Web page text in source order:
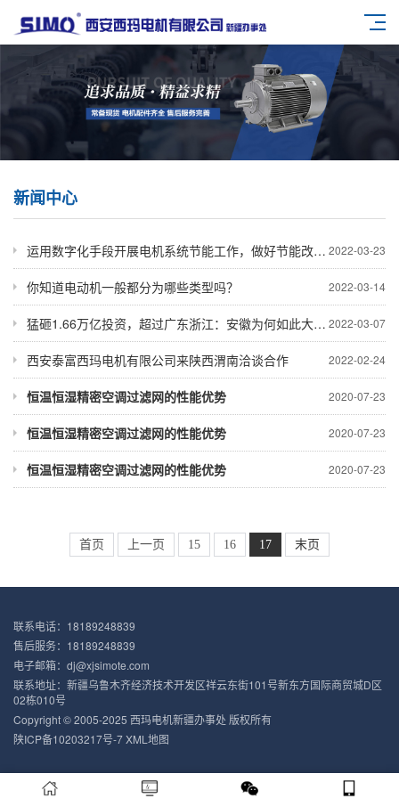
新闻中心
2022-03-23
运用数字化手段开展电机系统节能工作，做好节能改造最后一公里
2022-03-14
你知道电动机一般都分为哪些类型吗？
2022-03-07
猛砸1.66万亿投资，超过广东浙江：安徽为何如此大手笔？
2022-02-24
西安泰富西玛电机有限公司来陕西渭南洽谈合作
2020-07-23
恒温恒湿精密空调过滤网的性能优势
2020-07-23
恒温恒湿精密空调过滤网的性能优势
2020-07-23
恒温恒湿精密空调过滤网的性能优势
首页 上一页 15 16 17 末页
联系电话：18189248839
售后服务：18189248839
电子邮箱：dj@xjsimote.com
联系地址：新疆乌鲁木齐经济技术开发区祥云东街101号新东方国际商贸城D区
02栋010号
Copyright © 2005-2025 西玛电机新疆办事处 版权所有
陕ICP备10203217号-7XML地图